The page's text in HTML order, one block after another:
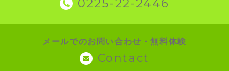
0225-22-2446
メールでのお問い合わせ・無料体験
Contact